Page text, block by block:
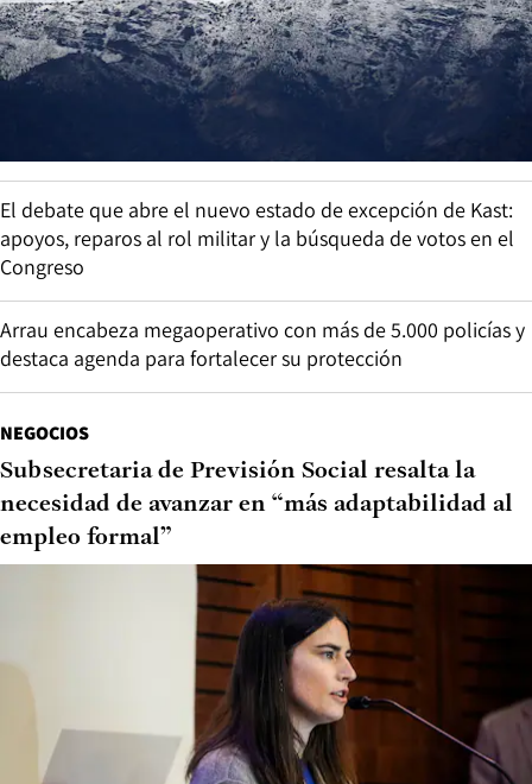
El debate que abre el nuevo estado de excepción de Kast:
apoyos, reparos al rol militar y la búsqueda de votos en el
Congreso
Arrau encabeza megaoperativo con más de 5.000 policías y
destaca agenda para fortalecer su protección
NEGOCIOS
Subsecretaria de Previsión Social resalta la
necesidad de avanzar en “más adaptabilidad al
empleo formal”